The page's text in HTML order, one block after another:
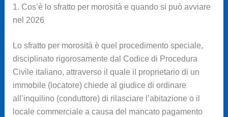
1. Cos’è lo sfratto per morosità e quando si può avviare
nel 2026
Lo sfratto per morosità è quel procedimento speciale,
disciplinato rigorosamente dal Codice di Procedura
Civile italiano, attraverso il quale il proprietario di un
immobile (locatore) chiede al giudice di ordinare
all’inquilino (conduttore) di rilasciare l’abitazione o il
locale commerciale a causa del mancato pagamento